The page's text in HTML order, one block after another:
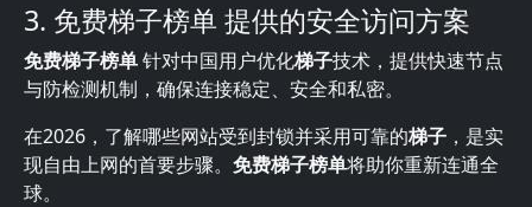
3. 免费梯子榜单 提供的安全访问方案
免费梯子榜单针对中国用户优化梯子技术，提供快速节点
与防检测机制，确保连接稳定、安全和私密。
在2026，了解哪些网站受到封锁并采用可靠的梯子 ，是实
现自由上网的首要步骤。 免费梯子榜单将助你重新连通全
球。